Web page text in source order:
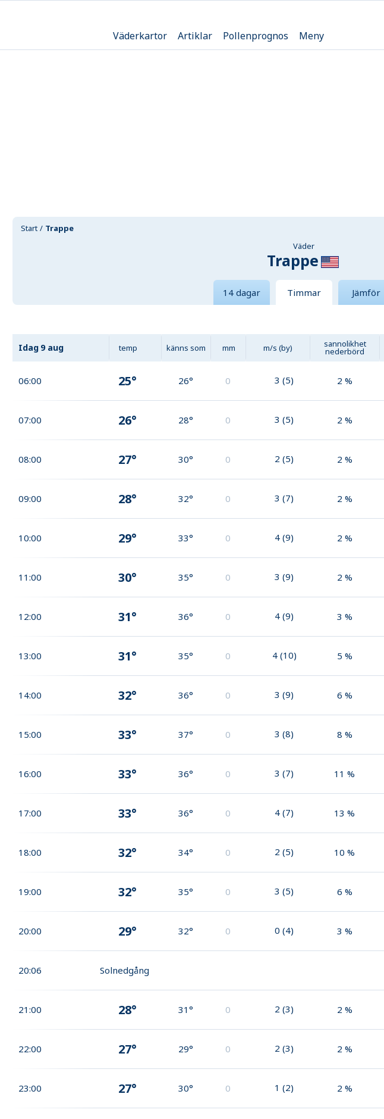
Väderkartor Artiklar Pollenprognos Meny
Start Trappe
Väder
Trappe
14 dagar Timmar Jämför
Idag 9 aug temp känns som mm m/s (by) sannolikhet
nederbörd
06:00 25° 26° 0 3 (5) 2 %
07:00 26° 28° 0 3 (5) 2 %
08:00 27° 30° 0 2 (5) 2 %
09:00 28° 32° 0 3 (7) 2 %
10:00 29° 33° 0 4 (9) 2 %
11:00 30° 35° 0 3 (9) 2 %
12:00 31° 36° 0 4 (9) 3 %
13:00 31° 35° 0 4 (10) 5 %
14:00 32° 36° 0 3 (9) 6 %
15:00 33° 37° 0 3 (8) 8 %
16:00 33° 36° 0 3 (7) 11 %
17:00 33° 36° 0 4 (7) 13 %
18:00 32° 34° 0 2 (5) 10 %
19:00 32° 35° 0 3 (5) 6 %
20:00 29° 32° 0 0 (4) 3 %
20:06 Solnedgång
21:00 28° 31° 0 2 (3) 2 %
22:00 27° 29° 0 2 (3) 2 %
23:00 27° 30° 0 1 (2) 2 %